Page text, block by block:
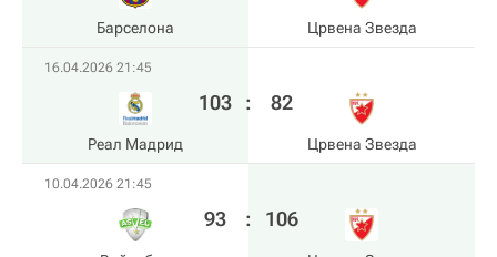
Барселона Црвена Звезда
16.04.2026 21:45
Реал Мадрид
103 : 82
Црвена Звезда
10.04.2026 21:45
93 : 106